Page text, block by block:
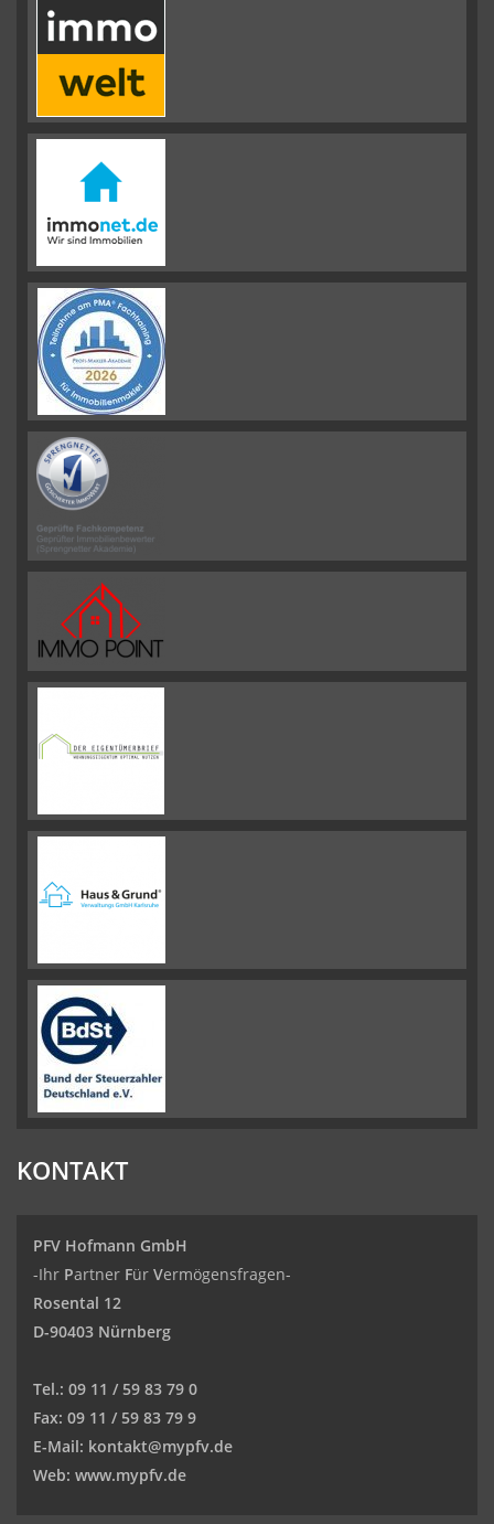
KONTAKT
PFV Hofmann GmbH
-Ihr Partner Für Vermögensfragen-
Rosental 12
D-90403 Nürnberg
Tel.: 09 11 / 59 83 79 0
Fax: 09 11 / 59 83 79 9
E-Mail: kontakt@mypfv.de
Web: www.mypfv.de